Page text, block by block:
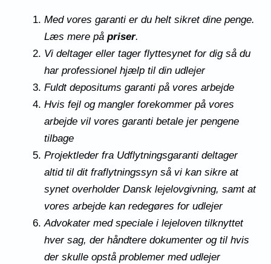
Med vores garanti er du helt sikret dine penge.
Læs mere på priser.
Vi deltager eller tager flyttesynet for dig så du
har professionel hjælp til din udlejer
Fuldt depositums garanti på vores arbejde
Hvis fejl og mangler forekommer på vores
arbejde vil vores garanti betale jer pengene
tilbage
Projektleder fra Udflytningsgaranti deltager
altid til dit fraflytningssyn så vi kan sikre at
synet overholder Dansk lejelovgivning, samt at
vores arbejde kan redegøres for udlejer
Advokater med speciale i lejeloven tilknyttet
hver sag, der håndtere dokumenter og til hvis
der skulle opstå problemer med udlejer